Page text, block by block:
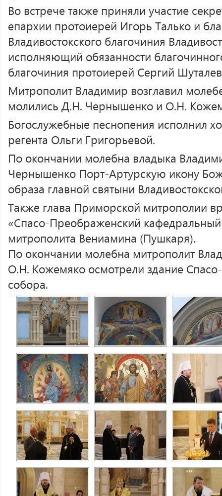
Во встрече также приняли участие
епархии протоиерей Игорь Талько и
Владивостокского благочиния
исполняющий обязанности
благочиния протоиерей Сергий
Митрополит Владимир возглавил
молились Д.Н. Чернышенко и О.Н.
Богослужебные песнопения исполнил
регента Ольги Григорьевой.
По окончании молебна владыка
Чернышенко Порт-Артурскую икону
образа главной святыни
Также глава Приморской митрополии
«Спасо-Преображенский
митрополита Вениамина (Пушкаря).
По окончании молебна митрополит
О.Н. Кожемяко осмотрели здание
собора.